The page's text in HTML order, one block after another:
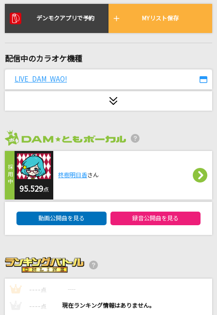
FMP
夏色
TOKOTOKO(西沢さんP)feat.GUMI
[生音]ray
BUMP OF CHICKEN
夜永唄
神はサイコロを振らない
愛のかたまり
Spicy
aespa
夏夜のマジック
デンモクアプリで予約 MYリスト保存
配信中のカラオケ機種
LIVE DAM WAO!
95.529点
柊樹明日香さん
動画公開曲を見る 録音公開曲を見る
1 ---- 点 ----
---- 点 ----